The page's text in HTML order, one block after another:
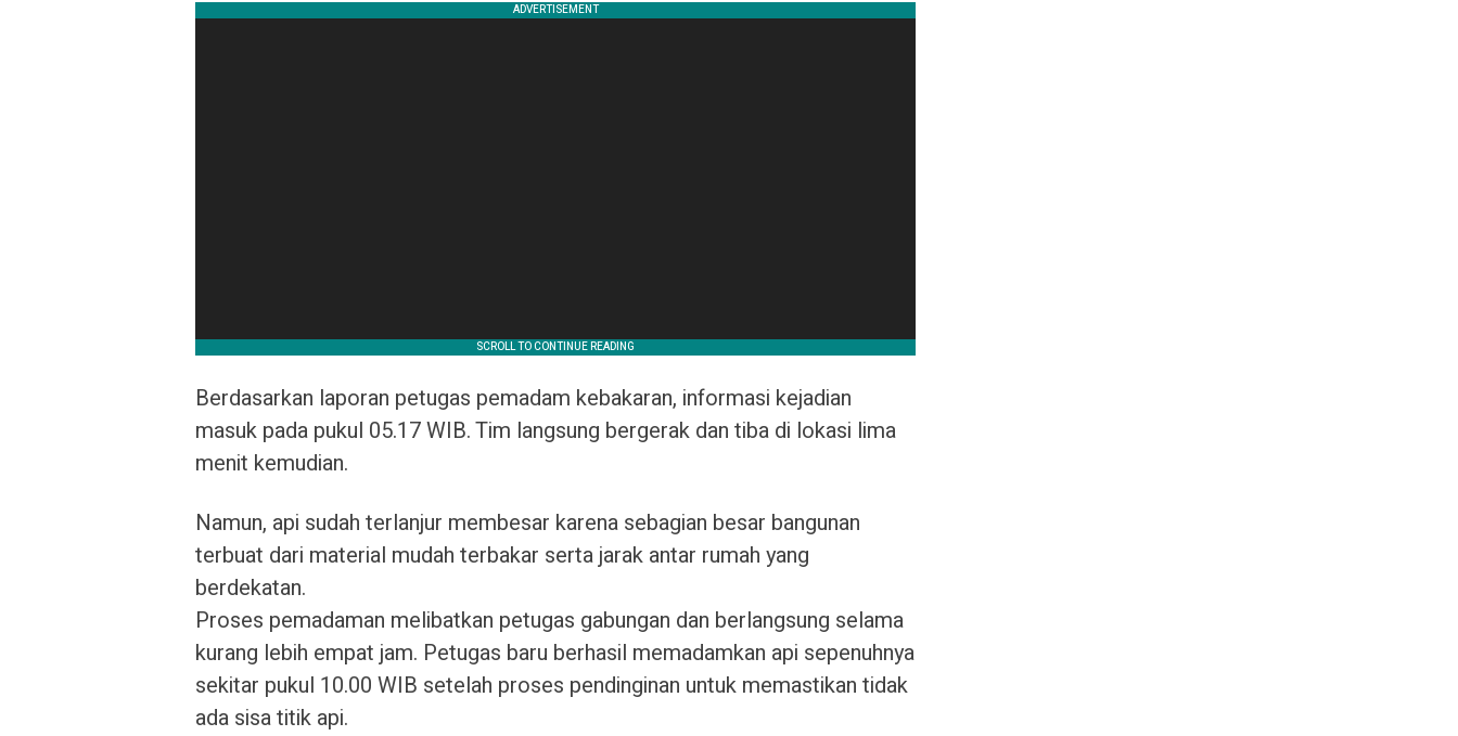
Berdasarkan laporan petugas pemadam kebakaran, informasi kejadian
masuk pada pukul 05.17 WIB. Tim langsung bergerak dan tiba di lokasi lima
menit kemudian.
Namun, api sudah terlanjur membesar karena sebagian besar bangunan
terbuat dari material mudah terbakar serta jarak antar rumah yang
berdekatan.
Proses pemadaman melibatkan petugas gabungan dan berlangsung selama
kurang lebih empat jam. Petugas baru berhasil memadamkan api sepenuhnya
sekitar pukul 10.00 WIB setelah proses pendinginan untuk memastikan tidak
ada sisa titik api.